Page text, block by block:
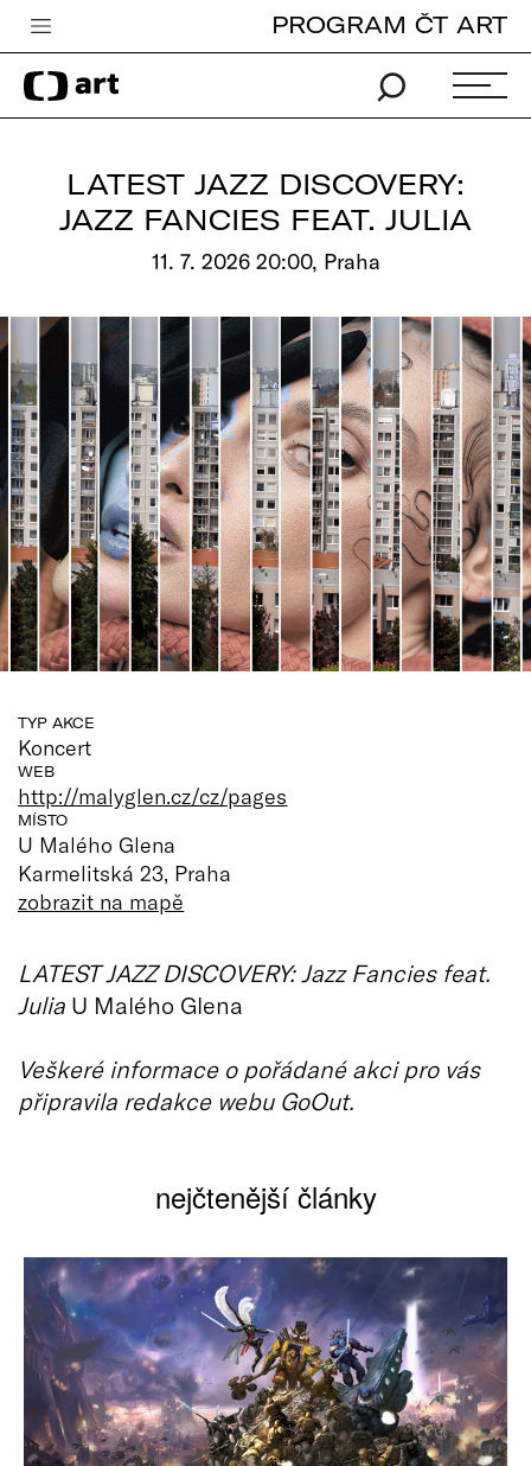
Česká televize
Zpravodajství
iVysílání
Vše o ČT
PROGRAM ČT ART
LATEST JAZZ DISCOVERY:
JAZZ FANCIES FEAT. JULIA
11. 7. 2026 20:00, Praha
TYP AKCE
Koncert
WEB
http://malyglen.cz/cz/pages
MÍSTO
U Malého Glena
Karmelitská 23, Praha
zobrazit na mapě
LATEST JAZZ DISCOVERY: Jazz Fancies feat.
Julia U Malého Glena
Veškeré informace o pořádané akci pro vás
připravila redakce webu GoOut.
nejčtenější články